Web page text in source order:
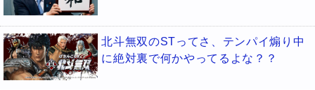
北斗無双のSTってさ、テンパイ煽り中
に絶対裏で何かやってるよな？？